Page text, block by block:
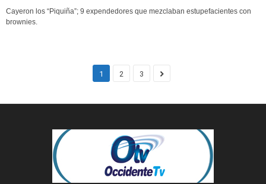
Cayeron los “Piquiña”; 9 expendedores que mezclaban estupefacientes con
brownies.
1 2 3